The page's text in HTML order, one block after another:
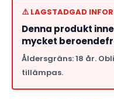
⚠️ LAGSTADGAD
Denna produkt
mycket
Åldersgräns: 18 år.
tillämpas.